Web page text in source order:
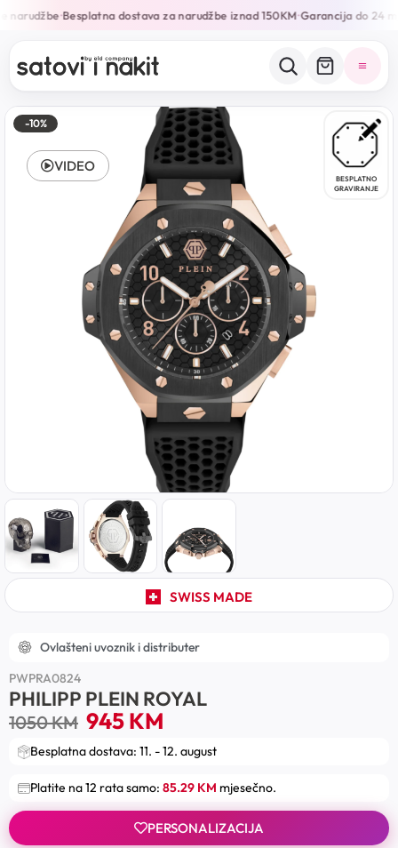
narudžbe•Besplatna dostava za narudžbe iznad 150KM•Garancija do 24
-10%
BESPLATNO
GRAVIRANJE
SWISS MADE
VIDEO
Ovlašteni uvoznik i distributer
PWPRA0824
PHILIPP PLEIN ROYAL
1050KM 945KM
Besplatna dostava: 11. - 12. august
Platite na 12 rata samo: 85.29 KM mjesečno.
PERSONALIZACIJA